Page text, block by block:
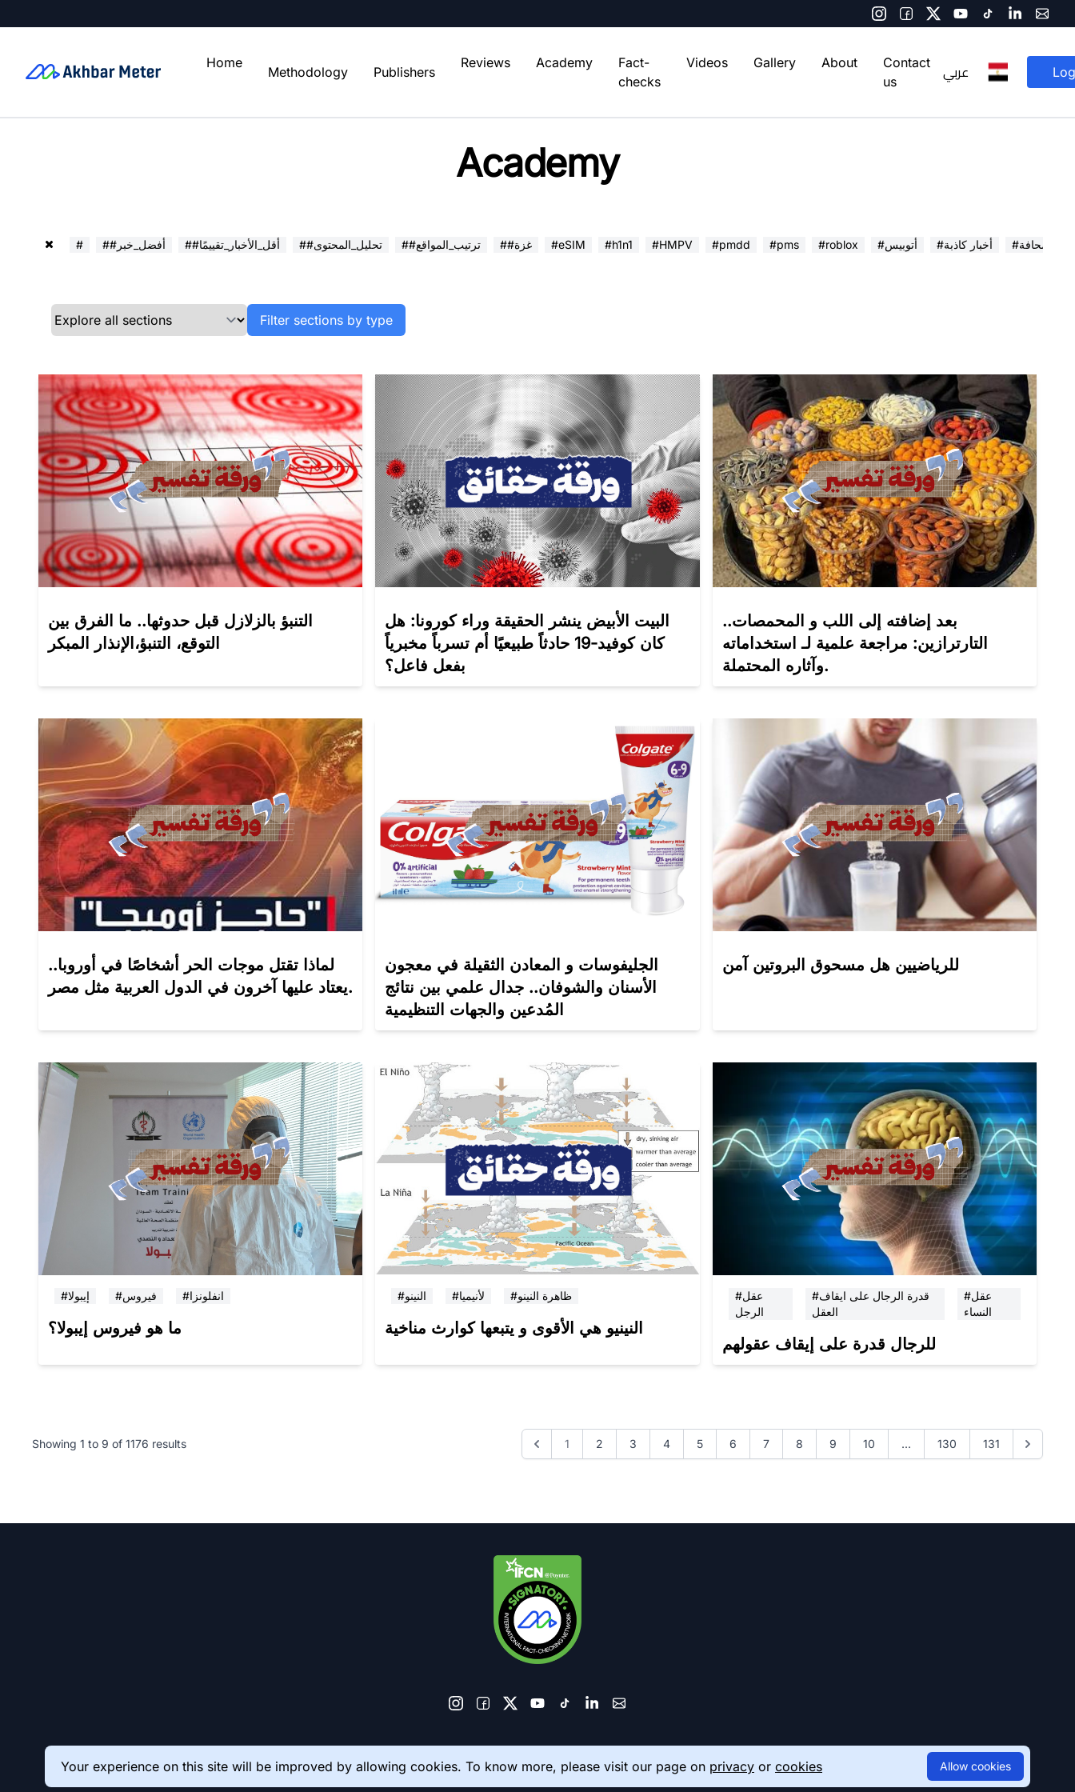
Home
Methodology Publishers
Reviews Academy
Fact-
checks
Videos Gallery About
Contact
us
عربي
Academy
# ##أفضل_خبر ##أقل_الأخبار_تقييمًا ##تحليل_المحتوى ##ترتيب_المواقع ##غزة #eSIM #h1n1 #HMPV #pmdd #pms #roblox #أتوبيس #أخبار كاذبة في الصحافة
Filter sections by type
التنبؤ بالزلازل قبل حدوثها.. ما الفرق بين
التوقع، التنبؤ،الإنذار المبكر
البيت الأبيض ينشر الحقيقة وراء كورونا: هل
كان كوفيد-19 حادثاً طبيعيًا أم تسرباً مخبرياً
بفعل فاعل؟
بعد إضافته إلى اللب و المحمصات..
التارترازين: مراجعة علمية لـ استخداماته
وآثاره المحتملة.
لماذا تقتل موجات الحر أشخاصًا في أوروبا..
يعتاد عليها آخرون في الدول العربية مثل مصر.
الجليفوسات و المعادن الثقيلة في معجون
الأسنان والشوفان.. جدال علمي بين نتائج
المُدعين والجهات التنظيمية
للرياضيين هل مسحوق البروتين آمن
#إيبولا #فيروس #انفلونزا
ما هو فيروس إيبولا؟
#النينو #لأنيميا #ظاهرة النينو
النينيو هي الأقوى و يتبعها كوارث مناخية
#عقل
الرجل
#قدرة الرجال على ايقاف
العقل
#عقل
النساء
للرجال قدرة على إيقاف عقولهم
Showing 1 to 9 of 1176 results 1 2 3 4 5 6 7 8 9 10 ... 130 131
Your experience on this site will be improved by allowing cookies. To know more, please visit our page on privacy or cookies Allow cookies